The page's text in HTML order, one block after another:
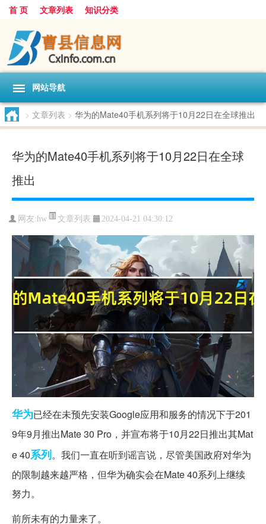
首 页 文章列表 知识分类
网站导航
> 文章列表 > 华为的Mate40手机系列将于10月22日在全球推出
华为的Mate40手机系列将于10月22日在全球
推出
网友:hw 文章列表 2024-04-21 04:30:12
华为已经在未预先安装Google应用和服务的情况下于201
9年9月推出Mate 30 Pro，并宣布将于10月22日推出其Mat
e 40系列。我们一直在听到谣言说，尽管美国政府对华为
的限制越来越严格，但华为确实会在Mate 40系列上继续
努力。
前所未有的力量来了。